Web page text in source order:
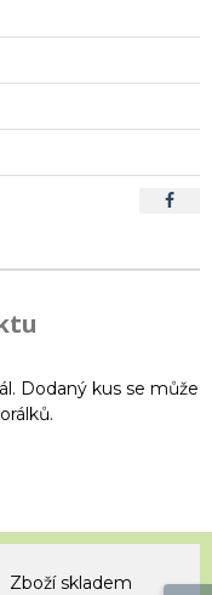
Dodaný kus se může
Zboží skladem